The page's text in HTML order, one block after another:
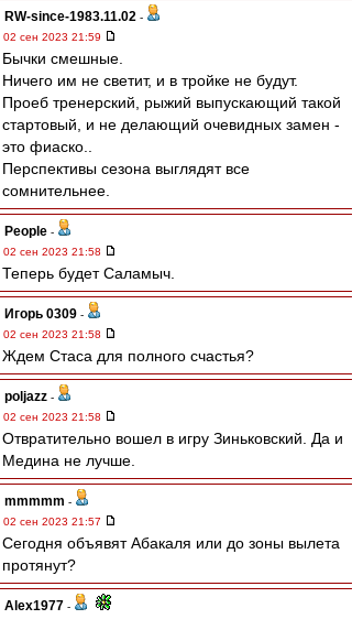
RW-since-1983.11.02 -
02 сен 2023 21:59
Бычки смешные.
Ничего им не светит, и в тройке не будут.
Проеб тренерский, рыжий выпускающий такой
стартовый, и не делающий очевидных замен -
это фиаско..
Перспективы сезона выглядят все
сомнительнее.
People -
02 сен 2023 21:58
Теперь будет Саламыч.
Игорь 0309 -
02 сен 2023 21:58
Ждем Стаса для полного счастья?
poljazz -
02 сен 2023 21:58
Отвратительно вошел в игру Зиньковский. Да и
Медина не лучше.
mmmmm -
02 сен 2023 21:57
Сегодня объявят Абакаля или до зоны вылета
протянут?
Alex1977 -